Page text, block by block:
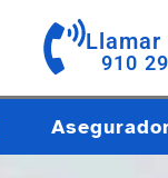
Llamar
910